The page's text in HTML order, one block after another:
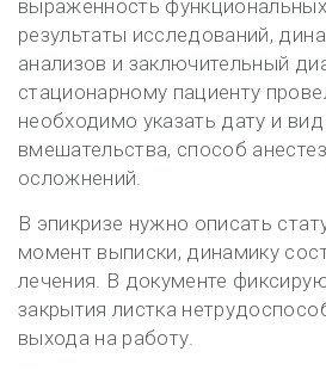
выраженность
результаты исследований,
анализов и заключительный
стационарному пациенту
необходимо указать дату и вид
вмешательства, способ
осложнений.
В эпикризе нужно описать
момент выписки, динамику
лечения. В документе
закрытия листка
выхода на работу.